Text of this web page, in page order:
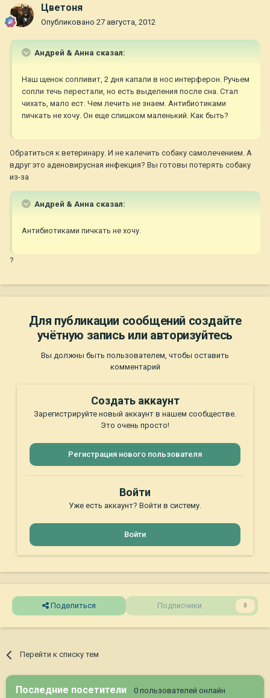
Цветоня
Опубликовано 27 августа, 2012
Андрей & Анна сказал:
Наш щенок сопливит, 2 дня капали в нос интерферон. Ручьем
сопли течь перестали, но есть выделения после сна. Стал
чихать, мало ест. Чем лечить не знаем. Антибиотиками
пичкать не хочу. Он еще слишком маленький. Как быть?
Обратиться к ветеринару. И не калечить собаку самолечением. А
вдруг это аденовирусная инфекция? Вы готовы потерять собаку
из-за
Андрей & Анна сказал:
Антибиотиками пичкать не хочу.
?
Для публикации сообщений создайте
учётную запись или авторизуйтесь
Вы должны быть пользователем, чтобы оставить
комментарий
Создать аккаунт
Зарегистрируйте новый аккаунт в нашем сообществе.
Это очень просто!
Регистрация нового пользователя
Войти
Уже есть аккаунт? Войти в систему.
Войти
Поделиться Подписчики 0
Перейти к списку тем
Последние посетители 0 пользователей онлайн